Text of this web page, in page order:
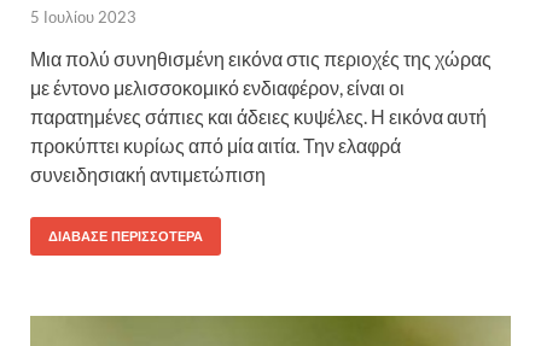
5 Ιουλίου 2023
Μια πολύ συνηθισμένη εικόνα στις περιοχές της χώρας
με έντονο μελισσοκομικό ενδιαφέρον, είναι οι
παρατημένες σάπιες και άδειες κυψέλες. Η εικόνα αυτή
προκύπτει κυρίως από μία αιτία. Την ελαφρά
συνειδησιακή αντιμετώπιση
ΔΙΆΒΑΣΕ ΠΕΡΙΣΣΌΤΕΡΑ